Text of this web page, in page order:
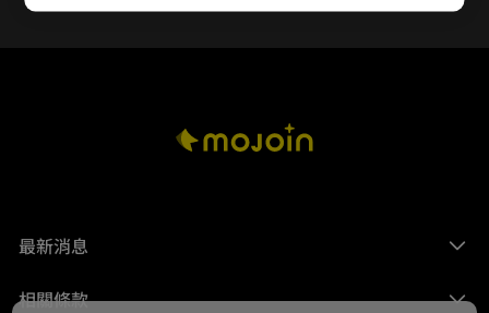
最新消息
相關條款